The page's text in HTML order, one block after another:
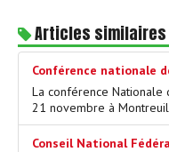
Articles similaires
Conférence nationale
La conférence Nationale
21 novembre à
Conseil National